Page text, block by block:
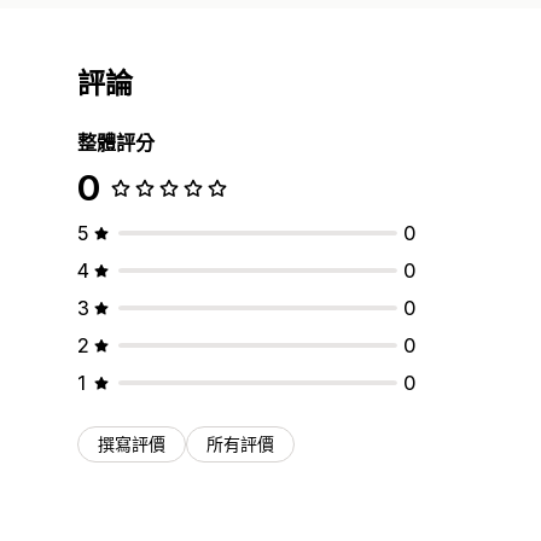
評論
整體評分
0
5
0
4
0
3
0
2
0
1
0
撰寫評價 所有評價